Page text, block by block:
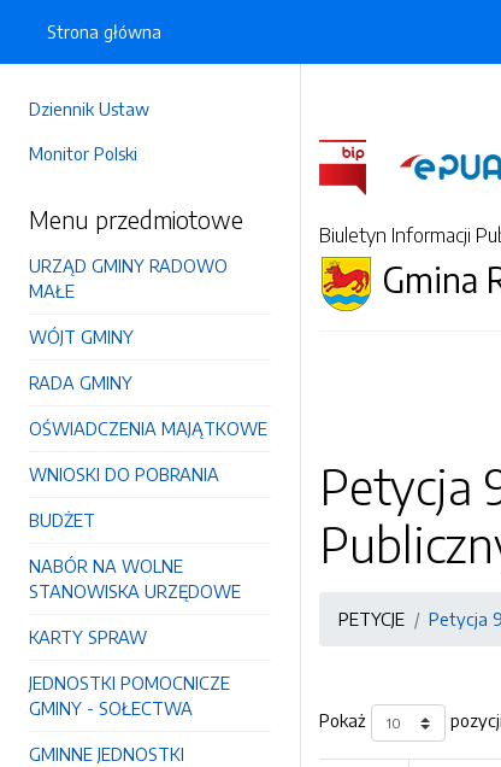
Dziennik Ustaw
Monitor Polski
Menu przedmiotowe
URZĄD GMINY RADOWO
MAŁE
WÓJT GMINY
RADA GMINY
OŚWIADCZENIA MAJĄTKOWE
WNIOSKI DO POBRANIA
BUDŻET
NABÓR NA WOLNE
STANOWISKA URZĘDOWE
KARTY SPRAW
JEDNOSTKI POMOCNICZE
GMINY - SOŁECTWA
GMINNE JEDNOSTKI
Strona główna
Biuletyn Informacji
Gmina
Petycja
PETYCJE Petycja
Pokaż pozycji